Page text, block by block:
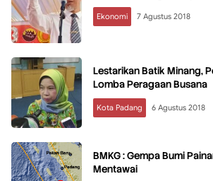
Ekonomi 7 Agustus 2018
Lestarikan Batik Minang,
Lomba Peragaan Busana
Kota Padang 6 Agustus 2018
BMKG : Gempa Bumi
Mentawai